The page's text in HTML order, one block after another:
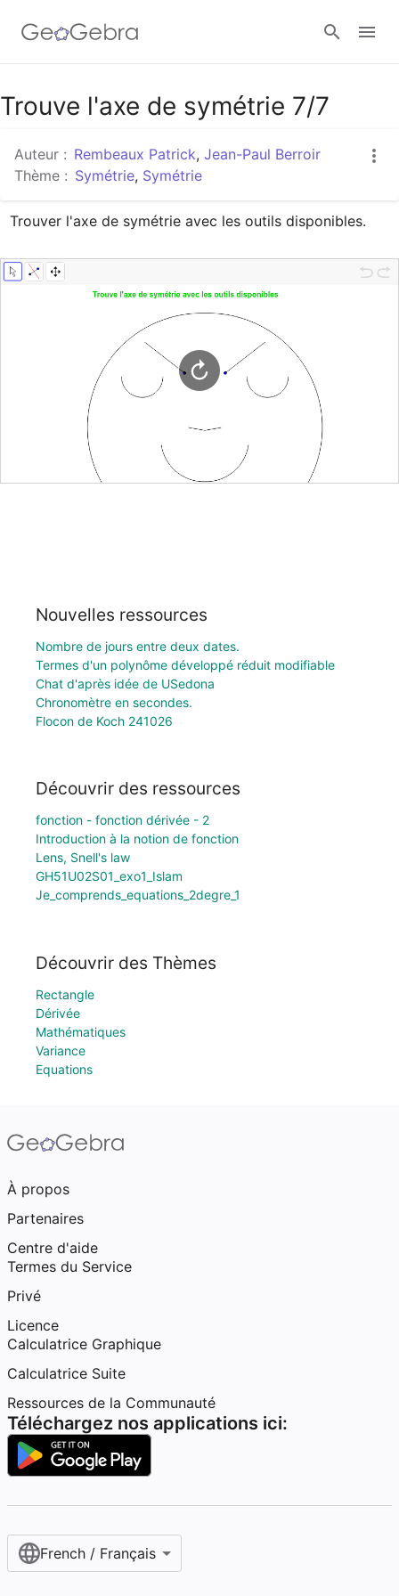
Google Classroom
Classe GeoGebra
Se connecter
Trouve l'axe de symétrie 7/7
Auteur : Rembeaux Patrick, Jean-Paul Berroir
Thème : Symétrie, Symétrie
Trouver l'axe de symétrie avec les outils disponibles.
Nouvelles ressources
Nombre de jours entre deux dates.
Termes d'un polynôme développé réduit modifiable
Chat d'après idée de USedona
Chronomètre en secondes.
Flocon de Koch 241026
Découvrir des ressources
fonction - fonction dérivée - 2
Introduction à la notion de fonction
Lens, Snell's law
GH51U02S01_exo1_Islam
Je_comprends_equations_2degre_1
Découvrir des Thèmes
Rectangle
Dérivée
Mathématiques
Variance
Equations
À propos
Partenaires
Centre d'aide
Termes du Service
Privé
Licence
Calculatrice Graphique
Calculatrice Suite
Ressources de la Communauté
Téléchargez nos applications ici:
French / Français‎